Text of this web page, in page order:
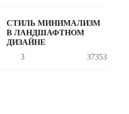
СТИЛЬ МИНИМАЛИЗМ
В ЛАНДШАФТНОМ
ДИЗАЙНЕ
3
37353